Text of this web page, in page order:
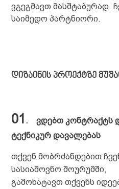
ვგეგმავთ მასშტაბურად.
საიმედო პარტნიორი.
დიზაინის პროექტზე
01 .
ვდებთ კონტრაქტს
ტექნიკურ დავალებას
თქვენ მობრძანდებით
სასიამოვნო შოურუმში,
გამოხატავთ თქვენს